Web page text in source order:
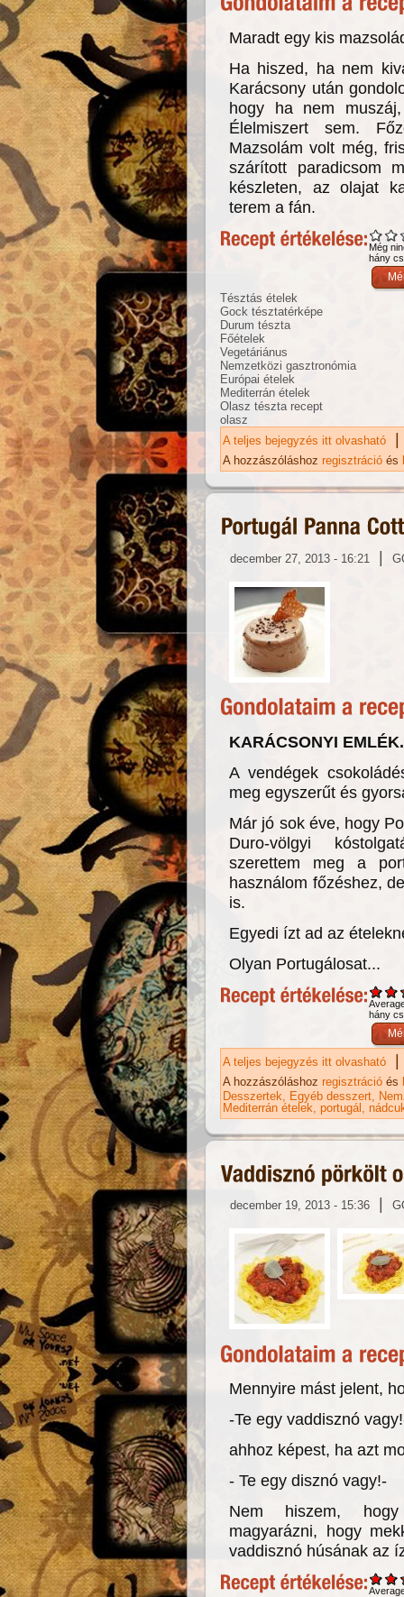
Maradt egy kis
Ha hiszed, ha nem
Karácsony után
hogy ha nem
Élelmiszert sem.
Mazsolám volt még,
szárított paradicsom
készleten, az olajat
terem a fán.
Még
hány
Tésztás ételek
Gock tésztatérképe
Durum tészta
Főételek
Vegetáriánus
Nemzetközi gasztronómia
Európai ételek
Mediterrán ételek
Olasz tészta recept
olasz
A teljes bejegyzés itt olvasható
|
A hozzászóláshoz regisztráció és
december 27, 2013 - 16:21 |
KARÁCSONYI
A vendégek
meg egyszerűt és
Már jó sok éve, hogy
Duro-völgyi
szerettem meg a
használom főzéshez,
is.
Egyedi ízt ad az
Olyan Portugálosat...
hány
A teljes bejegyzés itt olvasható |
A hozzászóláshoz regisztráció és
Desszertek
Egyéb desszert
Mediterrán ételek portugál
december 19, 2013 - 15:36 |
Mennyire mást jelent,
-Te egy vaddisznó
ahhoz képest, ha azt
- Te egy disznó vagy!-
Nem hiszem,
magyarázni, hogy
vaddisznó húsának az